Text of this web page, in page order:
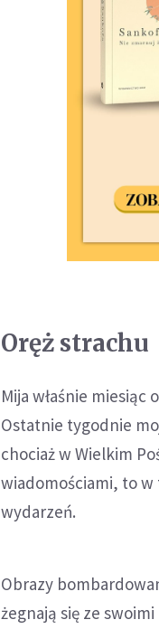
Oręż strachu
Mija właśnie
Ostatnie tygodnie
chociaż w Wielkim
wiadomościami, to w
wydarzeń.
Obrazy
żegnają się ze